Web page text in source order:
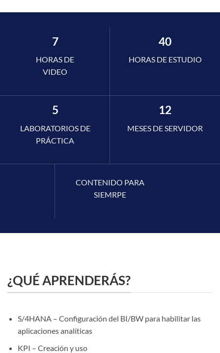
7
HORAS DE
VIDEO
40
HORAS DE ESTUDIO
5
LABORATORIOS DE
PRÁCTICA
12
MESES DE SERVIDOR
CONTENIDO PARA
SIEMRPE
¿QUÉ APRENDERÁS?
S/4HANA – Configuración del BI/BW para habilitar las
aplicaciones analíticas
KPI – Creación y uso